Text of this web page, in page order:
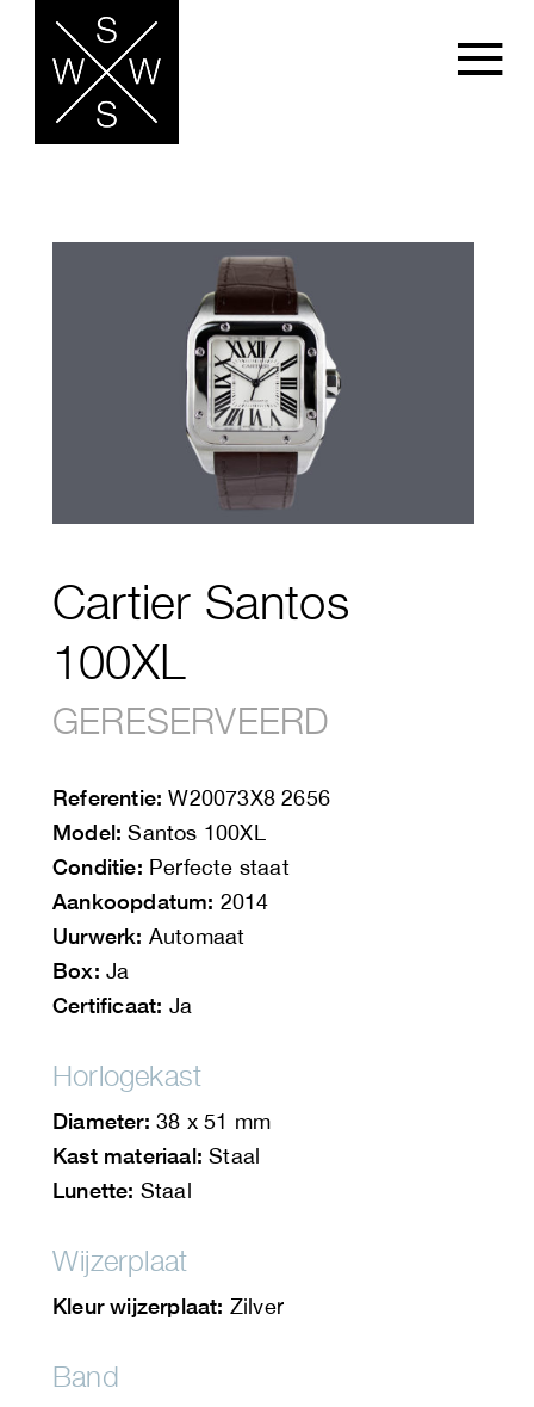
Cartier Santos
100XL
GERESERVEERD
Referentie:W20073X8 2656
Model: Santos 100XL
Conditie: Perfecte staat
Aankoopdatum: 2014
Uurwerk: Automaat
Box: Ja
Certificaat: Ja
Horlogekast
Diameter: 38 x 51 mm
Kast materiaal: Staal
Lunette: Staal
Wijzerplaat
Kleur wijzerplaat: Zilver
Band